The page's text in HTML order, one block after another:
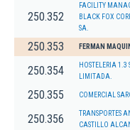
250.352
FACILITY
BLACK FOX
SA.
250.353 FERMAN
250.354
HOSTELERIA 1.3
LIMITADA.
250.355 COMERCIAL
250.356
TRANSPORTES
CASTILLO